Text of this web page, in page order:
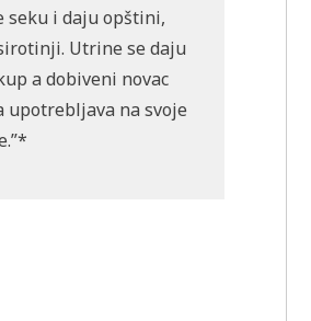
seku i daju opštini,
Utrine se daju
a dobiveni novac
upotrebljava na svoje